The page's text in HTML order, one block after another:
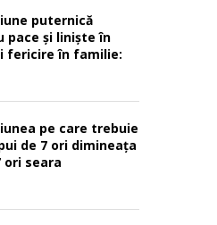
puternică
pace şi linişte în
fericire în familie:
pe care trebuie
de 7 ori dimineața
ori seara